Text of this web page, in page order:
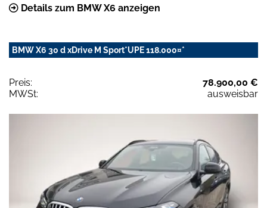
Details zum BMW X6 anzeigen
BMW X6 30 d xDrive M Sport*UPE 118.000¤*
Preis:
78.900,00 €
MWSt:
ausweisbar